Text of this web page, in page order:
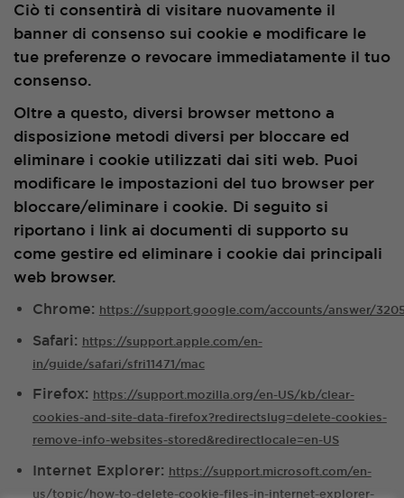
Ciò ti consentirà di visitare nuovamente il
banner di consenso sui cookie e modificare le
tue preferenze o revocare immediatamente il tuo
consenso.
Oltre a questo, diversi browser mettono a
disposizione metodi diversi per bloccare ed
eliminare i cookie utilizzati dai siti web. Puoi
modificare le impostazioni del tuo browser per
bloccare/eliminare i cookie. Di seguito si
riportano i link ai documenti di supporto su
come gestire ed eliminare i cookie dai principali
web browser.
Chrome: https://support.google.com/accounts/answer/
Safari: https://support.apple.com/en-
in/guide/safari/sfri11471/mac
Firefox: https://support.mozilla.org/en-US/kb/clear-
cookies-and-site-data-firefox?redirectslug=delete-cookies-
remove-info-websites-stored&redirectlocale=en-US
Internet Explorer: https://support.microsoft.com/en-
us/topic/how-to-delete-cookie-files-in-internet-explorer-